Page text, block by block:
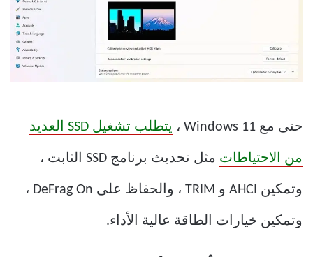
حتى مع Windows 11 ، يتطلب تشغيل SSD العديد
من الاحتياطات مثل تحديث برنامج SSD الثابت ،
وتمكين AHCI و TRIM ، والحفاظ على DeFrag On ،
وتمكين خيارات الطاقة عالية الأداء.